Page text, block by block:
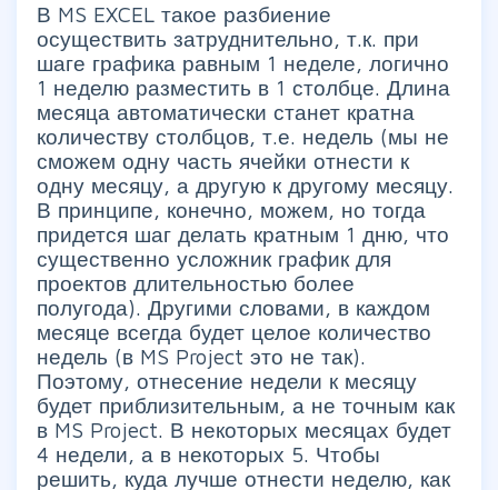
В MS EXCEL такое разбиение
осуществить затруднительно, т.к. при
шаге графика равным 1 неделе, логично
1 неделю разместить в 1 столбце. Длина
месяца автоматически станет кратна
количеству столбцов, т.е. недель (мы не
сможем одну часть ячейки отнести к
одну месяцу, а другую к другому месяцу.
В принципе, конечно, можем, но тогда
придется шаг делать кратным 1 дню, что
существенно усложник график для
проектов длительностью более
полугода). Другими словами, в каждом
месяце всегда будет целое количество
недель (в MS Project это не так).
Поэтому, отнесение недели к месяцу
будет приблизительным, а не точным как
в MS Project. В некоторых месяцах будет
4 недели, а в некоторых 5. Чтобы
решить, куда лучше отнести неделю, как